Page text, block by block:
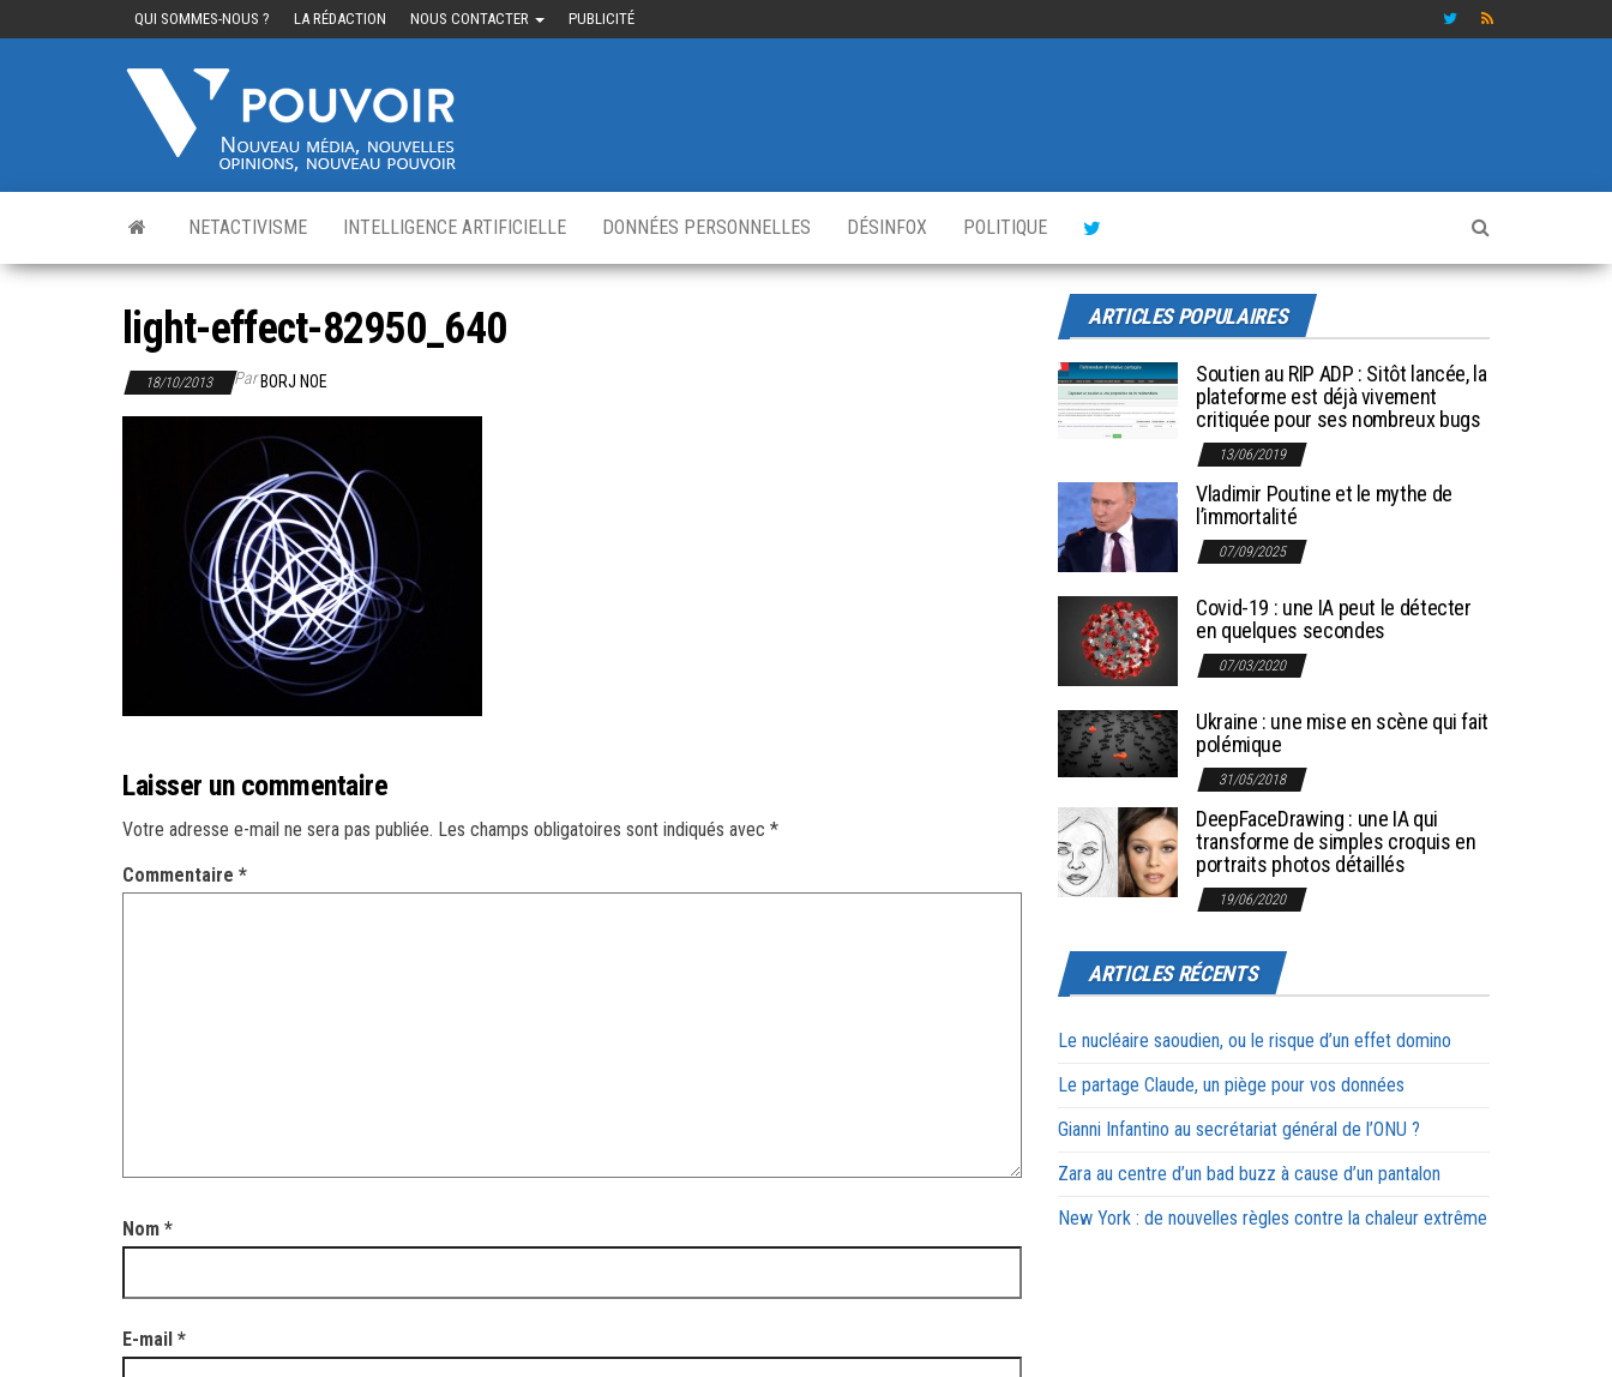
QUI SOMMES-NOUS ? LA RÉDACTION NOUS CONTACTER PUBLICITÉ
nouveau
NETACTIVISME INTELLIGENCE ARTIFICIELLE DONNÉES PERSONNELLES DÉSINFOX POLITIQUE
light-effect-82950_640
18/10/2013 ParBORJ NOE
Laisser un commentaire
Votre adresse e-mail ne sera pas publiée. Les champs obligatoires sont indiqués avec *
Commentaire *
Nom *
E-mail *
ARTICLES POPULAIRES
Soutien au RIP ADP : Sitôt lancée, la
plateforme est déjà vivement
critiquée pour ses nombreux bugs
13/06/2019
Vladimir Poutine et le mythe de
l’immortalité
07/09/2025
Covid-19 : une IA peut le détecter
en quelques secondes
07/03/2020
Ukraine : une mise en scène qui fait
polémique
31/05/2018
DeepFaceDrawing : une IA qui
transforme de simples croquis en
portraits photos détaillés
19/06/2020
ARTICLES RÉCENTS
Le nucléaire saoudien, ou le risque d’un effet domino
Le partage Claude, un piège pour vos données
Gianni Infantino au secrétariat général de l’ONU ?
Zara au centre d’un bad buzz à cause d’un pantalon
New York : de nouvelles règles contre la chaleur extrême